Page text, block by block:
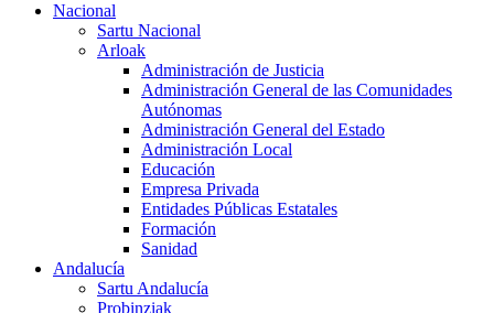
Nacional
Sartu Nacional
Arloak
Administración de Justicia
Administración General de las Comunidades
Autónomas
Administración General del Estado
Administración Local
Educación
Empresa Privada
Entidades Públicas Estatales
Formación
Sanidad
Andalucía
Sartu Andalucía
Probinziak